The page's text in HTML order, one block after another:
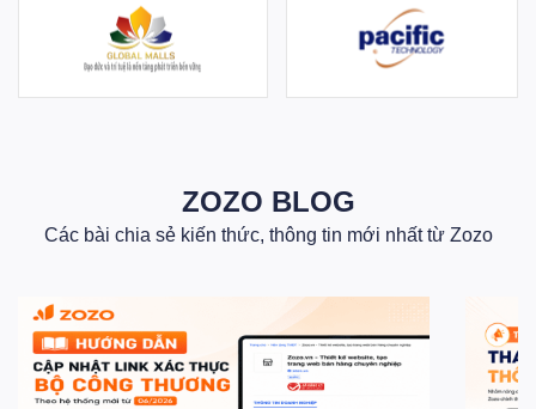
ZOZO BLOG
Các bài chia sẻ kiến thức, thông tin mới nhất từ Zozo